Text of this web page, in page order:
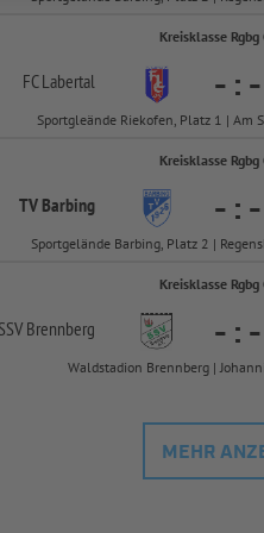
Kreisklasse Rgbg
FC Labertal - : -
Sportgleände Riekofen, Platz 1 | Am
Kreisklasse Rgbg
TV Barbing - : -
Sportgelände Barbing, Platz 2 |
Kreisklasse Rgbg
SSV Brennberg - : -
Waldstadion Brennberg |
MEHR